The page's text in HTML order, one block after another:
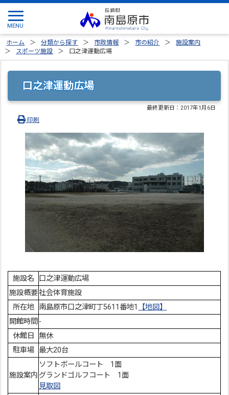
ホーム 分類から探す 市政情報 市の紹介
施設案内
スポーツ施設
口之津運動広場
口之津運動広場
最終更新日：2017年1月6日
印刷
施設名
口之津運動広場
施設概要社会体育施設
所在地 南島原市口之津町丁5611番地1
【地図】
開館時間 -
休館日
無休
駐車場 最大20台
施設案内
ソフトボールコート 1面
グランドゴルフコート 1面
見取図